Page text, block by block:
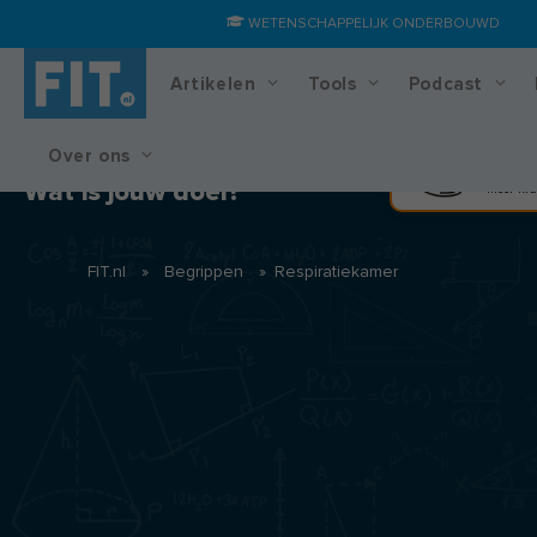
WETENSCHAPPELIJK ONDERBOUWD
Artikelen Tools Podcast
Over ons
Training & voedingsplan
Wat is jouw doel?
FIT.nl » Begrippen » Respiratiekamer